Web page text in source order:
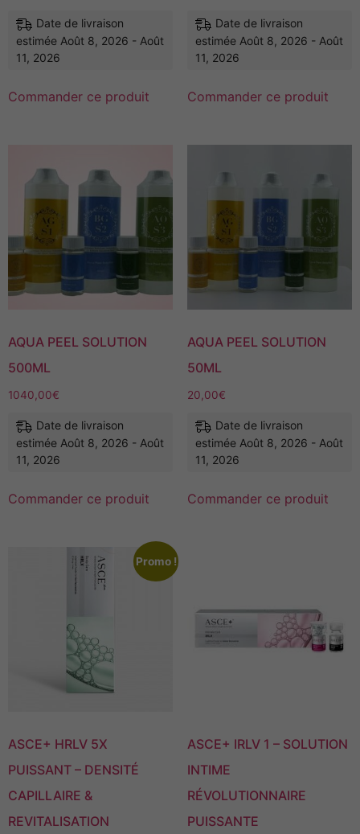
Date de livraison
estimée Août 8, 2026 - Août
11, 2026
Commander ce produit
Date de livraison
estimée Août 8, 2026 - Août
11, 2026
Commander ce produit
AQUA PEEL SOLUTION
500ML
1040,00€
Date de livraison
estimée Août 8, 2026 - Août
11, 2026
Commander ce produit
AQUA PEEL SOLUTION
50ML
20,00€
Date de livraison
estimée Août 8, 2026 - Août
11, 2026
Commander ce produit
Promo !
ASCE+ HRLV 5X
PUISSANT – DENSITÉ
CAPILLAIRE &
REVITALISATION
ASCE+ IRLV 1 – SOLUTION
INTIME
RÉVOLUTIONNAIRE
PUISSANTE